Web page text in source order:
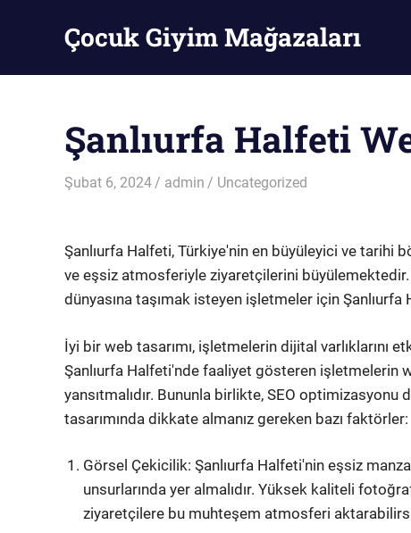
Çocuk Giyim Mağazaları
Şanlıurfa Halfeti
Şubat 6, 2024 admin Uncategorized
Şanlıurfa Halfeti, Türkiye'nin en büyüleyici ve
ve eşsiz atmosferiyle ziyaretçilerini
dünyasına taşımak isteyen işletmeler için
İyi bir web tasarımı, işletmelerin dijital varlıklarını
Şanlıurfa Halfeti'nde faaliyet gösteren işletmelerin
yansıtmalıdır. Bununla birlikte, SEO
tasarımında dikkate almanız gereken bazı faktörler:
Görsel Çekicilik: Şanlıurfa Halfeti'nin eşsiz
unsurlarında yer almalıdır. Yüksek kaliteli
ziyaretçilere bu muhteşem atmosferi